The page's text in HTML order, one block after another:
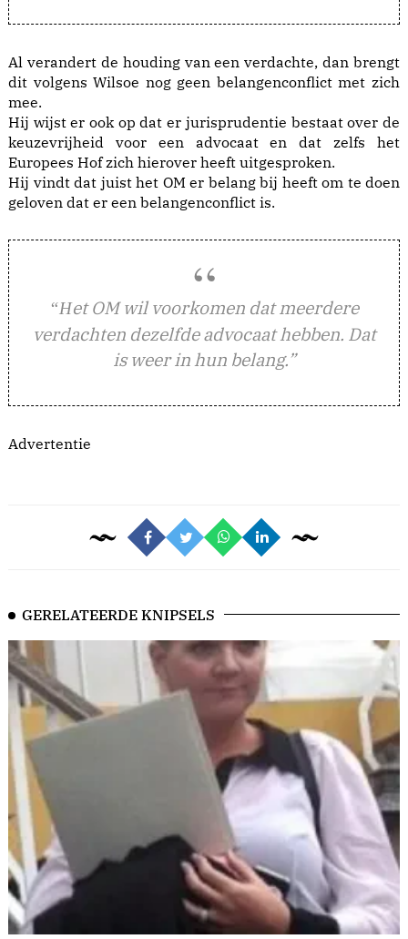
Al verandert de houding van een verdachte, dan brengt
dit volgens Wilsoe nog geen belangenconflict met zich
mee.
Hij wijst er ook op dat er jurisprudentie bestaat over de
keuzevrijheid voor een advocaat en dat zelfs het
Europees Hof zich hierover heeft uitgesproken.
Hij vindt dat juist het OM er belang bij heeft om te doen
geloven dat er een belangenconflict is.
“Het OM wil voorkomen dat meerdere
verdachten dezelfde advocaat hebben. Dat
is weer in hun belang.”
Advertentie
GERELATEERDE KNIPSELS